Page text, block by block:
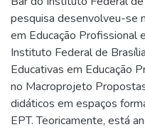
pesquisa desenvolveu-se
em Educação Profissional
Instituto Federal de
Educativas em Educação
no Macroprojeto
didáticos em espaços
EPT. Teoricamente, está